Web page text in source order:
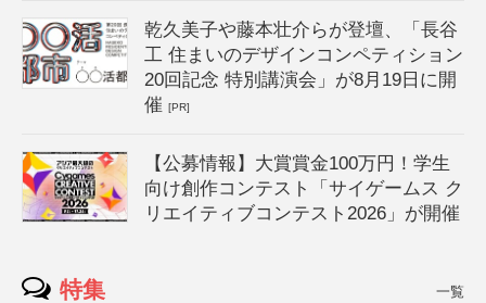
乾久美子や藤本壮介らが登壇、「長谷
工 住まいのデザインコンペティション
20回記念 特別講演会」が8月19日に開
催[PR]
【公募情報】大賞賞金100万円！学生
向け創作コンテスト「サイゲームス ク
リエイティブコンテスト2026」が開催
特集 一覧